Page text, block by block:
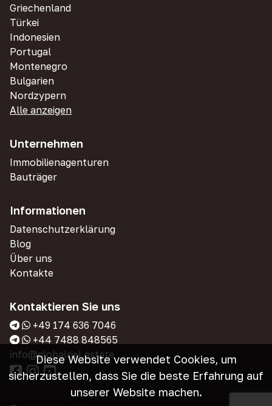
Griechenland
Türkei
Indonesien
Portugal
Montenegro
Bulgarien
Nordzypern
Alle anzeigen
Unternehmen
Immobilienagenturen
Bauträger
Informationen
Datenschutzerklärung
Blog
Über uns
Kontakte
Kontaktieren Sie uns
+49 174 636 7046
+44 7488 848565
info@globalriel.estate
Diese Website verwendet Cookies, um
sicherzustellen, dass Sie die beste Erfahrung auf
unserer Website machen.